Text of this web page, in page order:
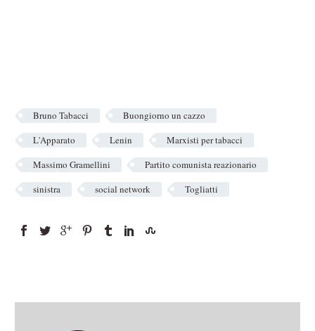
Bruno Tabacci
Buongiorno un cazzo
L'Apparato
Lenin
Marxisti per tabacci
Massimo Gramellini
Partito comunista reazionario
sinistra
social network Togliatti